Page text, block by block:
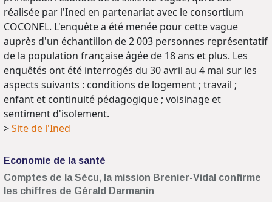
réalisée par l'Ined en partenariat avec le consortium
COCONEL. L'enquête a été menée pour cette vague
auprès d'un échantillon de 2 003 personnes représentatif
de la population française âgée de 18 ans et plus. Les
enquêtés ont été interrogés du 30 avril au 4 mai sur les
aspects suivants : conditions de logement ; travail ;
enfant et continuité pédagogique ; voisinage et
sentiment d'isolement.
>Site de l'Ined
Economie de la santé
Comptes de la Sécu, la mission Brenier-Vidal confirme
les chiffres de Gérald Darmanin